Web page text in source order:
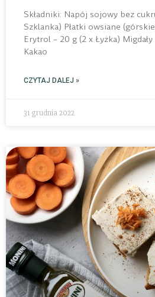
Składniki: Napój sojowy bez
Szklanka) Płatki owsiane
Erytrol – 20 g (2 x Łyżka) Migdały
Kakao
CZYTAJ DALEJ »
31 grudnia 2022